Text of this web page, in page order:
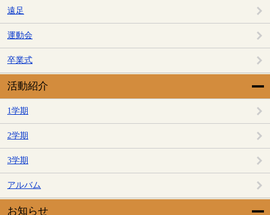
遠足
運動会
卒業式
活動紹介
1学期
2学期
3学期
アルバム
お知らせ